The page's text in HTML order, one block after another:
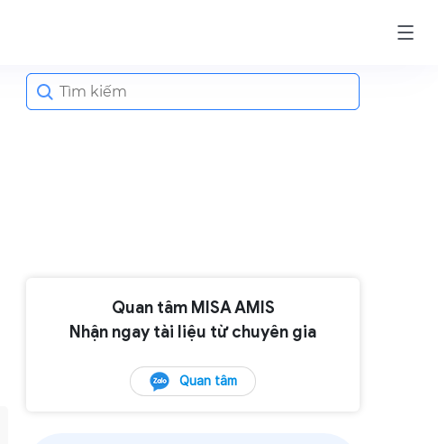
Search
for:
Quan tâm MISA AMIS
Nhận ngay tài liệu từ chuyên gia
Quan tâm